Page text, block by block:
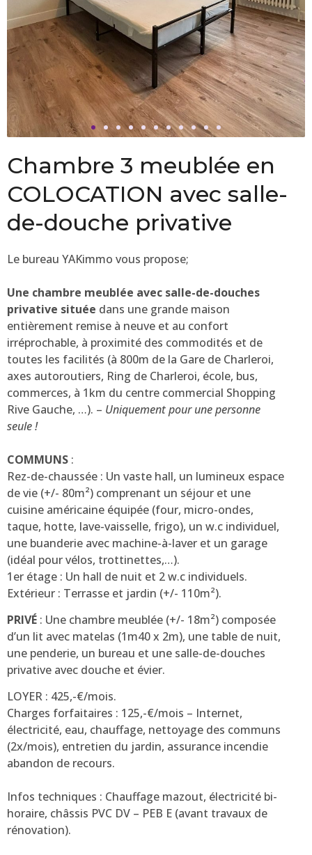
Chambre 3 meublée en
COLOCATION avec salle-
de-douche privative
Le bureau YAKimmo vous propose;
Une chambre meublée avec salle-de-douches
privative située dans une grande maison
entièrement remise à neuve et au confort
irréprochable, à proximité des commodités et de
toutes les facilités (à 800m de la Gare de Charleroi,
axes autoroutiers, Ring de Charleroi, école, bus,
commerces, à 1km du centre commercial Shopping
Rive Gauche, …). – Uniquement pour une personne
seule !
COMMUNS :
Rez-de-chaussée : Un vaste hall, un lumineux espace
de vie (+/- 80m²) comprenant un séjour et une
cuisine américaine équipée (four, micro-ondes,
taque, hotte, lave-vaisselle, frigo), un w.c individuel,
une buanderie avec machine-à-laver et un garage
(idéal pour vélos, trottinettes,…).
1er étage : Un hall de nuit et 2 w.c individuels.
Extérieur : Terrasse et jardin (+/- 110m²).
PRIVÉ : Une chambre meublée (+/- 18m²) composée
d’un lit avec matelas (1m40 x 2m), une table de nuit,
une penderie, un bureau et une salle-de-douches
privative avec douche et évier.
LOYER : 425,-€/mois.
Charges forfaitaires : 125,-€/mois – Internet,
électricité, eau, chauffage, nettoyage des communs
(2x/mois), entretien du jardin, assurance incendie
abandon de recours.
Infos techniques : Chauffage mazout, électricité bi-
horaire, châssis PVC DV – PEB E (avant travaux de
rénovation).